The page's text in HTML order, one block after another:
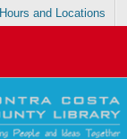
Hours and Locations